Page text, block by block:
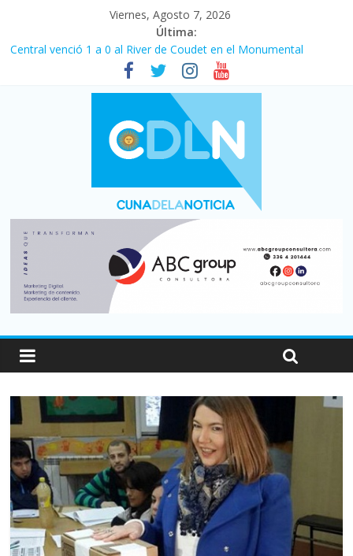
Viernes, Agosto 7, 2026
Última:
Central venció 1 a 0 al River de Coudet en el Monumental
La morosidad alcanzó su nivel más alto en dos décadas y ya
afecta a 400 mil deudores en Santa Fe
Desde que asumió Milei cerraron 41.000 kioscos: el sector
denuncia crisis como en 2001
Vacaciones de invierno con más movimiento y consumo
turístico: 4,6 millones de personas viajaron por el país, un 5,9%
Fuerte caída de la venta de autos usados en julio: bajó un 12,6%